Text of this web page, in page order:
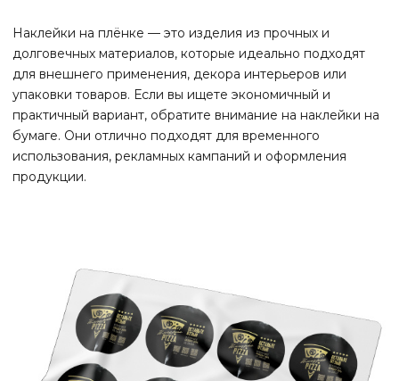
Наклейки на плёнке — это изделия из прочных и
долговечных материалов, которые идеально подходят
для внешнего применения, декора интерьеров или
упаковки товаров. Если вы ищете экономичный и
практичный вариант, обратите внимание на наклейки на
бумаге. Они отлично подходят для временного
использования, рекламных кампаний и оформления
продукции.